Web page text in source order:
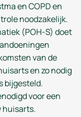
en COPD en
noodzakelijk.
(POH-S) doet
van de
en zo nodig
bijgesteld.
voor een
huisarts.